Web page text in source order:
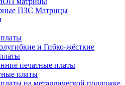
ПЗС Матрицы
и Гибко-жёсткие
печатные платы
платы
на металлической подложке